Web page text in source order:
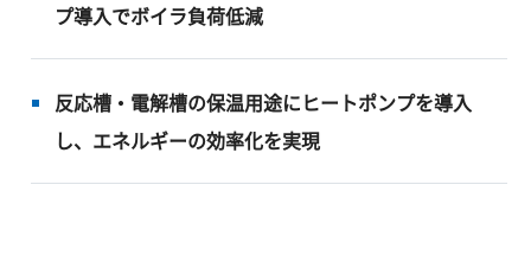
プ導入でボイラ負荷低減
反応槽・電解槽の保温用途にヒートポンプを導入
し、エネルギーの効率化を実現